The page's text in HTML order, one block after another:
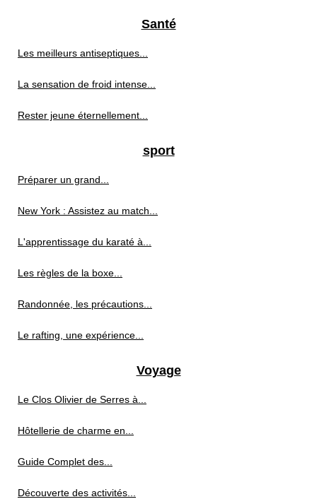
Santé
Les meilleurs antiseptiques...
La sensation de froid intense...
Rester jeune éternellement...
sport
Préparer un grand...
New York : Assistez au match...
L'apprentissage du karaté à...
Les règles de la boxe...
Randonnée, les précautions...
Le rafting, une expérience...
Voyage
Le Clos Olivier de Serres à...
Hôtellerie de charme en...
Guide Complet des...
Découverte des activités...